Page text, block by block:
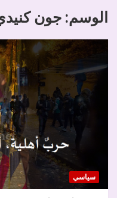
الوسم: جون
سياسي